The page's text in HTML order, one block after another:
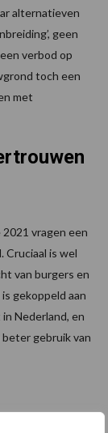
alternatieven
geen
verbod op
toch een
met
vragen een
Cruciaal is wel
van burgers en
gekoppeld aan
Nederland, en
beter gebruik van